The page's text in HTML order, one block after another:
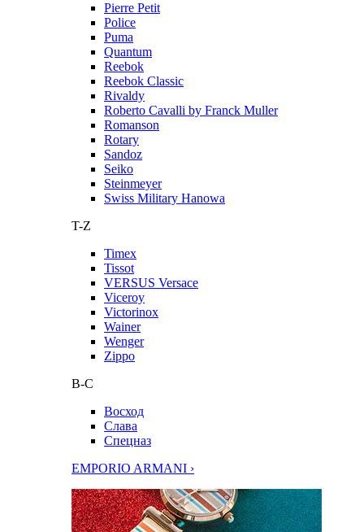
Pierre Petit
Police
Puma
Quantum
Reebok
Reebok Classic
Rivaldy
Roberto Cavalli by Franck Muller
Romanson
Rotary
Sandoz
Seiko
Steinmeyer
Swiss Military Hanowa
T-Z
Timex
Tissot
VERSUS Versace
Viceroy
Victorinox
Wainer
Wenger
Zippo
В-С
Восход
Слава
Спецназ
EMPORIO ARMANI ›